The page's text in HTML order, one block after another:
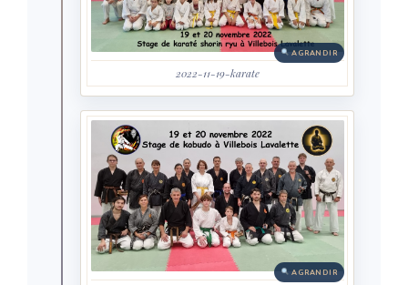
AGRANDIR
2022-11-19-karate
AGRANDIR